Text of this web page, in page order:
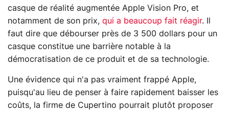
casque de réalité augmentée Apple Vision Pro, et
notamment de son prix, qui a beaucoup fait réagir. Il
faut dire que débourser près de 3 500 dollars pour un
casque constitue une barrière notable à la
démocratisation de ce produit et de sa technologie.
Une évidence qui n'a pas vraiment frappé Apple,
puisqu'au lieu de penser à faire rapidement baisser les
coûts, la firme de Cupertino pourrait plutôt proposer